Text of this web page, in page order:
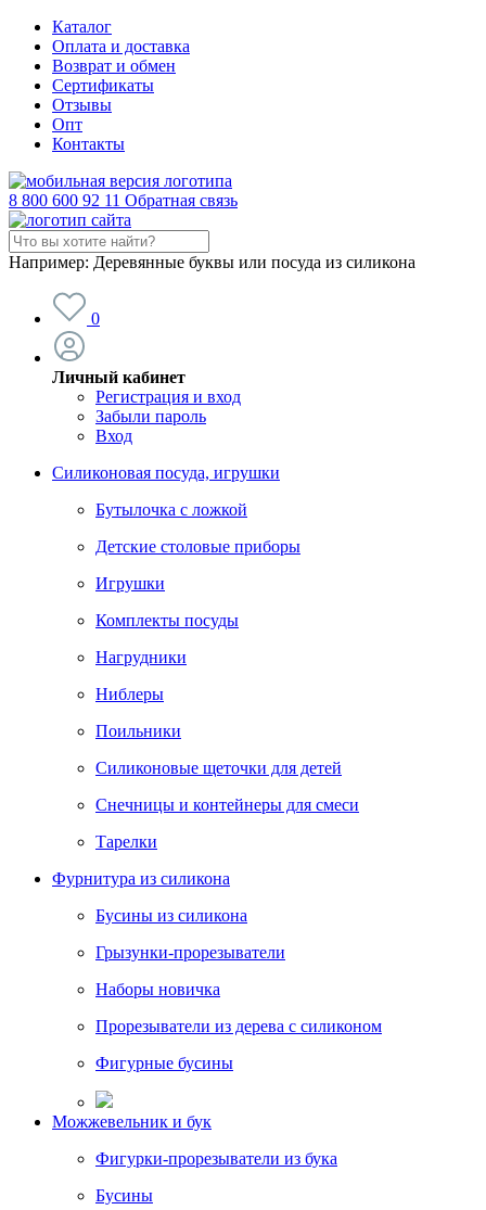
Каталог
Оплата и доставка
Возврат и обмен
Сертификаты
Отзывы
Опт
Контакты
8 800 600 92 11 Обратная связь
Например: Деревянные буквы или посуда из силикона
0
Личный кабинет
Регистрация и вход
Забыли пароль
Вход
Силиконовая посуда, игрушки
Бутылочка с ложкой
Детские столовые приборы
Игрушки
Комплекты посуды
Нагрудники
Ниблеры
Поильники
Силиконовые щеточки для детей
Снечницы и контейнеры для смеси
Тарелки
Фурнитура из силикона
Бусины из силикона
Грызунки-прорезыватели
Наборы новичка
Прорезыватели из дерева с силиконом
Фигурные бусины
Можжевельник и бук
Фигурки-прорезыватели из бука
Бусины